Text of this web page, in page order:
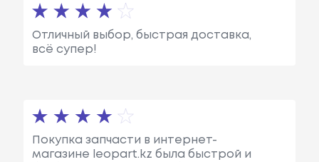
Отличный выбор, быстрая доставка,
всё супер!
Покупка запчасти в интернет-
магазине leopart.kz была быстрой и